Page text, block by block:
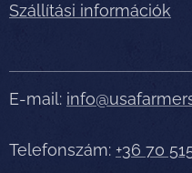
Szállítási információk
E-mail:
Telefonszám: +36 70